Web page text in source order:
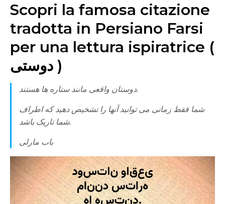
Scopri la famosa citazione
tradotta in Persiano Farsi
per una lettura ispiratrice (
دوستی )
دوستان واقعی مانند ستاره ها هستند.
شما فقط زمانی می توانید آنها را تشخیص دهید که اطراف
شما تاریک باشد.
باب مارلی